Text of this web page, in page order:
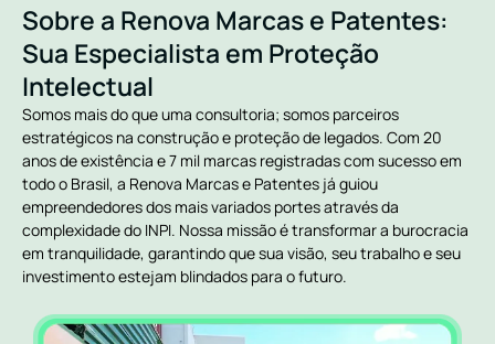
Sobre a Renova Marcas e Patentes:
Sua Especialista em Proteção
Intelectual
Somos mais do que uma consultoria; somos parceiros
estratégicos na construção e proteção de legados. Com 20
anos de existência e 7 mil marcas registradas com sucesso em
todo o Brasil, a Renova Marcas e Patentes já guiou
empreendedores dos mais variados portes através da
complexidade do INPI. Nossa missão é transformar a burocracia
em tranquilidade, garantindo que sua visão, seu trabalho e seu
investimento estejam blindados para o futuro.